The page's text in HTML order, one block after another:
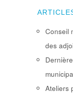
Conseil
des
Ateliers